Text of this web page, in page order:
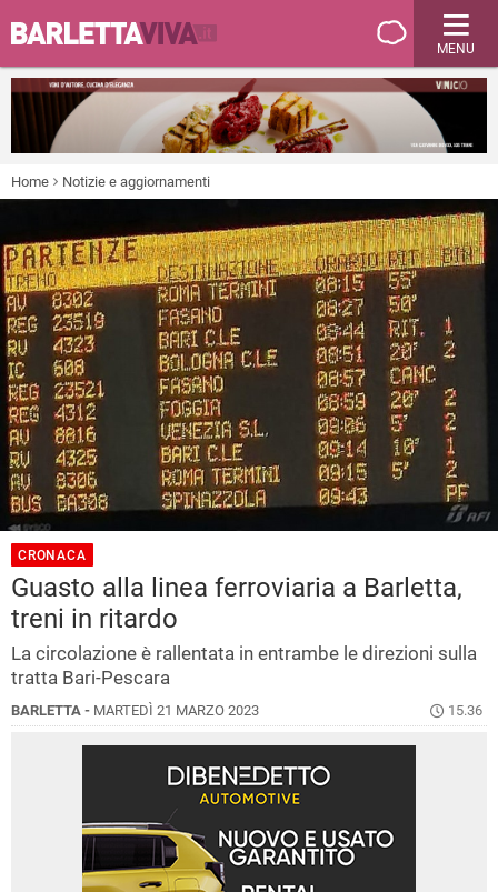
MENU
Home Notizie e aggiornamenti
CRONACA
Guasto alla linea ferroviaria a Barletta,
treni in ritardo
La circolazione è rallentata in entrambe le direzioni sulla
tratta Bari-Pescara
BARLETTA - MARTEDÌ 21 MARZO 2023 15.36